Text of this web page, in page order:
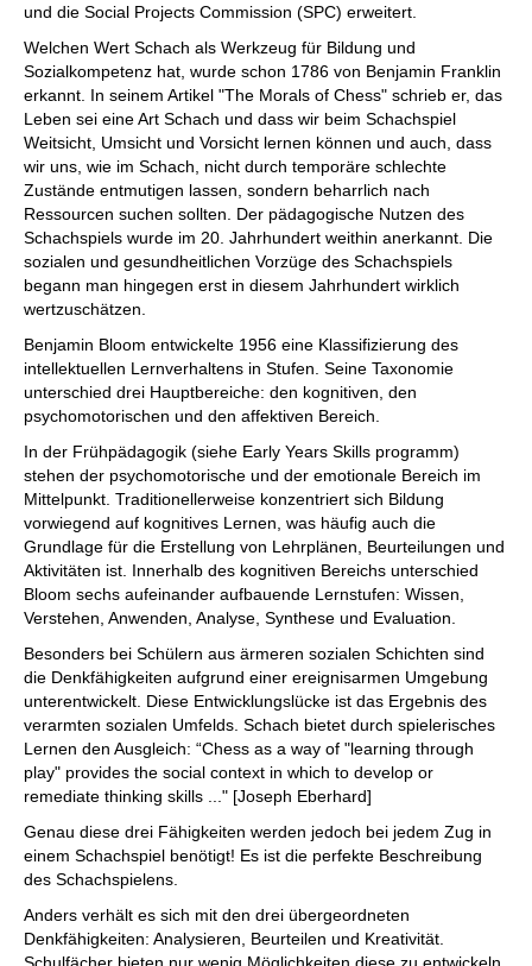
und die Social Projects Commission (SPC) erweitert.
Welchen Wert Schach als Werkzeug für Bildung und
Sozialkompetenz hat, wurde schon 1786 von Benjamin Franklin
erkannt. In seinem Artikel "The Morals of Chess" schrieb er, das
Leben sei eine Art Schach und dass wir beim Schachspiel
Weitsicht, Umsicht und Vorsicht lernen können und auch, dass
wir uns, wie im Schach, nicht durch temporäre schlechte
Zustände entmutigen lassen, sondern beharrlich nach
Ressourcen suchen sollten. Der pädagogische Nutzen des
Schachspiels wurde im 20. Jahrhundert weithin anerkannt. Die
sozialen und gesundheitlichen Vorzüge des Schachspiels
begann man hingegen erst in diesem Jahrhundert wirklich
wertzuschätzen.
Benjamin Bloom entwickelte 1956 eine Klassifizierung des
intellektuellen Lernverhaltens in Stufen. Seine Taxonomie
unterschied drei Hauptbereiche: den kognitiven, den
psychomotorischen und den affektiven Bereich.
In der Frühpädagogik (siehe Early Years Skills programm)
stehen der psychomotorische und der emotionale Bereich im
Mittelpunkt. Traditionellerweise konzentriert sich Bildung
vorwiegend auf kognitives Lernen, was häufig auch die
Grundlage für die Erstellung von Lehrplänen, Beurteilungen und
Aktivitäten ist. Innerhalb des kognitiven Bereichs unterschied
Bloom sechs aufeinander aufbauende Lernstufen: Wissen,
Verstehen, Anwenden, Analyse, Synthese und Evaluation.
Besonders bei Schülern aus ärmeren sozialen Schichten sind
die Denkfähigkeiten aufgrund einer ereignisarmen Umgebung
unterentwickelt. Diese Entwicklungslücke ist das Ergebnis des
verarmten sozialen Umfelds. Schach bietet durch spielerisches
Lernen den Ausgleich: “Chess as a way of "learning through
play" provides the social context in which to develop or
remediate thinking skills ..." [Joseph Eberhard]
Genau diese drei Fähigkeiten werden jedoch bei jedem Zug in
einem Schachspiel benötigt! Es ist die perfekte Beschreibung
des Schachspielens.
Anders verhält es sich mit den drei übergeordneten
Denkfähigkeiten: Analysieren, Beurteilen und Kreativität.